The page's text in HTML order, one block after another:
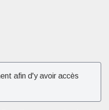
afin d'y avoir accès